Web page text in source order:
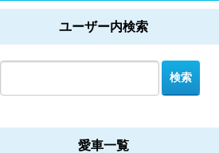
ユーザー内検索
愛車一覧